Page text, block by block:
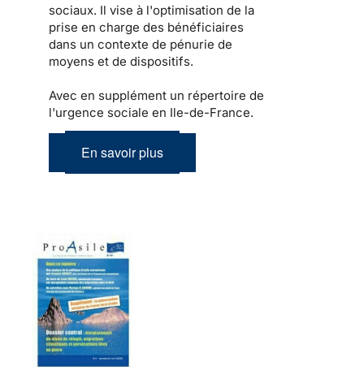
sociaux. Il vise à l'optimisation de la
prise en charge des bénéficiaires
dans un contexte de pénurie de
moyens et de dispositifs.
Avec en supplément un répertoire de
l'urgence sociale en Ile-de-France.
En savoir plus